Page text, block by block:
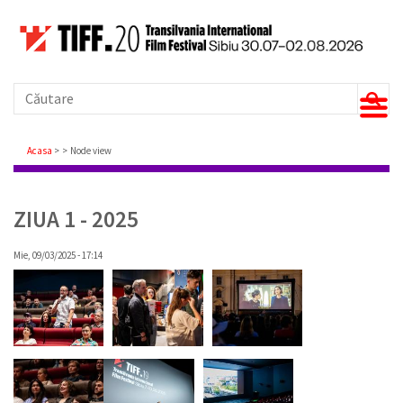
Căutare
Breadcrumb
Acasa Node view
ZIUA 1 - 2025
Mie, 09/03/2025 - 17:14